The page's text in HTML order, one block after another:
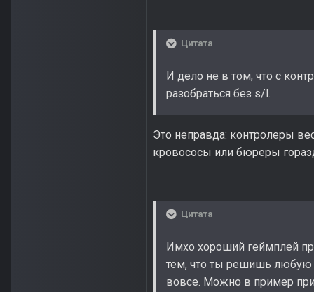
Цитата
И дело не в том, что с
разобраться без s/l.
Это неправда: контролеры
кровососы или бюреры
Цитата
Имхо хороший геймплей
тем, что ты решишь любую
вовсе. Можно в пример